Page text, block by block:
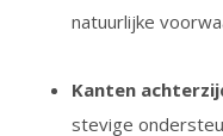
natuurlijke
Kanten
stevige